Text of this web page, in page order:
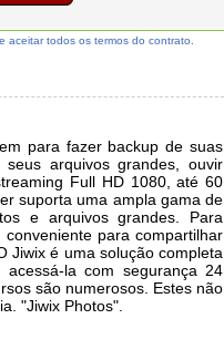
aceitar todos os termos do contrato.
para fazer backup de suas
arquivos grandes, ouvir
Full HD 1080, até 60
suporta uma ampla gama de
e arquivos grandes. Para
para compartilhar
Jiwix é uma solução completa
la com segurança 24
são numerosos. Estes não
"Jiwix Photos".